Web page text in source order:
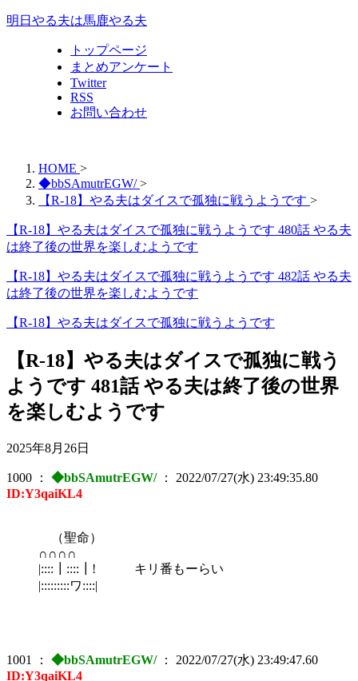
明日やる夫は馬鹿やる夫
トップページ
まとめアンケート
Twitter
RSS
お問い合わせ
HOME >
◆bbSAmutrEGW/ >
【R-18】やる夫はダイスで孤独に戦うようです >
【R-18】やる夫はダイスで孤独に戦うようです 480話 やる夫
は終了後の世界を楽しむようです
【R-18】やる夫はダイスで孤独に戦うようです 482話 やる夫
は終了後の世界を楽しむようです
【R-18】やる夫はダイスで孤独に戦うようです
【R-18】やる夫はダイスで孤独に戦う
ようです 481話 やる夫は終了後の世界
を楽しむようです
2025年8月26日
1000 ： ◆bbSAmutrEGW/： 2022/07/27(水) 23:49:35.80
ID:Y3qaiKL4
（聖命）
∩∩∩∩
|::::┃::::┃! キリ番もーらい
|:::::::::ワ::::|
1001 ： ◆bbSAmutrEGW/： 2022/07/27(水) 23:49:47.60
ID:Y3qaiKL4